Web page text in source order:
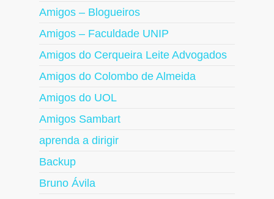
Amigos – Blogueiros
Amigos – Faculdade UNIP
Amigos do Cerqueira Leite Advogados
Amigos do Colombo de Almeida
Amigos do UOL
Amigos Sambart
aprenda a dirigir
Backup
Bruno Ávila